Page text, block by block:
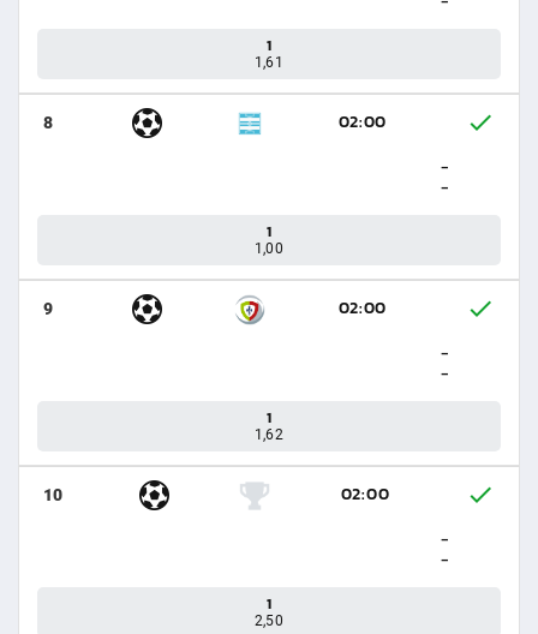
1
1,61
8
02:00
-
-
1
1,00
9
02:00
-
-
1
1,62
10
02:00
-
-
1
2,50